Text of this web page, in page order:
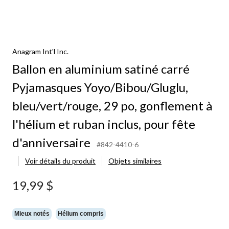
Anagram Int'l Inc.
Ballon en aluminium satiné carré
Pyjamasques Yoyo/Bibou/Gluglu,
bleu/vert/rouge, 29 po, gonflement à
l'hélium et ruban inclus, pour fête
d'anniversaire
#842-4410-6
Voir détails du produit
Objets similaires
19,99 $
Mieux notés Hélium compris